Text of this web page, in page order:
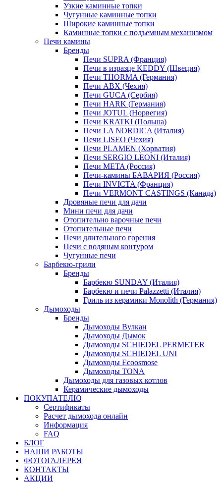
Узкие каминные топки
Чугунные каминные топки
Широкие каминные топки
Каминные топки с подъемным механизмом
Печи камины
Бренды
Печи SUPRA (Франция)
Печи в изразце KEDDY (Швеция)
Печи THORMA (Германия)
Печи ABX (Чехия)
Печи GUCA (Сербия)
Печи HARK (Германия)
Печи JOTUL (Норвегия)
Печи KRATKI (Польша)
Печи LA NORDICA (Италия)
Печи LISEO (Чехия)
Печи PLAMEN (Хорватия)
Печи SERGIO LEONI (Италия)
Печи META (Россия)
Печи-камины БАВАРИЯ (Россия)
Печи INVICTA (Франция)
Печи VERMONT CASTINGS (Канада)
Дровяные печи для дачи
Мини печи для дачи
Отопительно варочные печи
Отопительные печи
Печи длительного горения
Печи с водяным контуром
Чугунные печи
Барбекю-грили
Бренды
Барбекю SUNDAY (Италия)
Барбекю и печи Palazzetti (Италия)
Гриль из керамики Monolith (Германия)
Дымоходы
Бренды
Дымоходы Вулкан
Дымоходы Дымок
Дымоходы SCHIEDEL PERMETER
Дымоходы SCHIEDEL UNI
Дымоходы Ecoosmose
Дымоходы TONA
Дымоходы для газовых котлов
Керамические дымоходы
ПОКУПАТЕЛЮ
Сертификаты
Расчет дымохода онлайн
Информация
FAQ
БЛОГ
НАШИ РАБОТЫ
ФОТОГАЛЕРЕЯ
КОНТАКТЫ
АКЦИИ